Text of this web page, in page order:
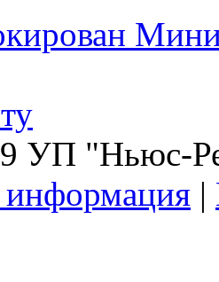
УП "Ньюс-
информация |